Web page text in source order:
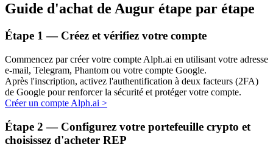
Investissement automobile
Obtenez des bénéfices à long terme et des intérêts flexibles
Guide d'achat de Augur étape par étape
Étape 1 — Créez et vérifiez votre compte
Commencez par créer votre compte Alph.ai en utilisant votre adresse
e-mail, Telegram, Phantom ou votre compte Google.
Après l'inscription, activez l'authentification à deux facteurs (2FA)
de Google pour renforcer la sécurité et protéger votre compte.
Créer un compte Alph.ai >
Étape 2 — Configurez votre portefeuille crypto et
choisissez d'acheter REP